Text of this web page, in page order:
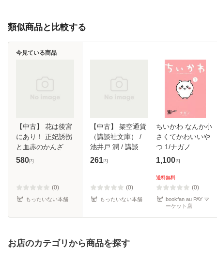
類似商品と比較する
【中古】 花は後宮
にあり！ 正妃誘拐
と血赤のかんざし
（B’sーLOG文庫）
庫]【メール便送料
無料】
580円
(0)
もったいない本舗
今見ている商品
【中古】 架空通貨
（講談社文庫） /
池井戸 潤 / 講談社
[文庫]【メール便送
261円
(0)
もったいない本舗
ちいかわ なんか小
さくてかわいいや
つ 1/ナガノ
1,100円
送料無料
(0)
bookfan au PAY マ
ーケット店
お店のカテゴリから商品を探す